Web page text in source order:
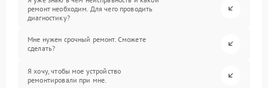
ремонт необходим. Для чего проводить
диагностику?
Мне нужен срочный ремонт. Сможете
сделать?
Я хочу, чтобы мое устройство
ремонтировали при мне.